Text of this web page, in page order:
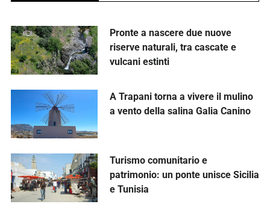
Pronte a nascere due nuove
riserve naturali, tra cascate e
vulcani estinti
A Trapani torna a vivere il mulino
a vento della salina Galia Canino
Turismo comunitario e
patrimonio: un ponte unisce Sicilia
e Tunisia